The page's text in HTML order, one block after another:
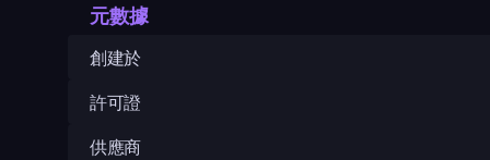
元數據
創建於
許可證
供應商